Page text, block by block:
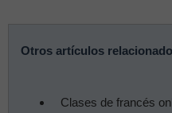
Otros artículos
Clases de francés